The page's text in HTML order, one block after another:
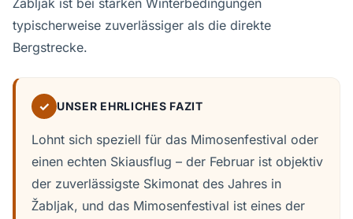
Žabljak ist bei starken Winterbedingungen
typischerweise zuverlässiger als die direkte
Bergstrecke.
✓ UNSER EHRLICHES FAZIT
Lohnt sich speziell für das Mimosenfestival oder
einen echten Skiausflug – der Februar ist objektiv
der zuverlässigste Skimonat des Jahres in
Žabljak, und das Mimosenfestival ist eines der